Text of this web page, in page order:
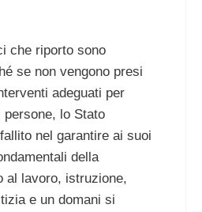
che riporto sono
se non vengono presi
adeguati per
lo Stato
nel garantire ai suoi
della
al lavoro, istruzione,
e un domani si